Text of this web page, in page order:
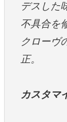
デスした
不具合を
クローヴ
正。
カスタマ